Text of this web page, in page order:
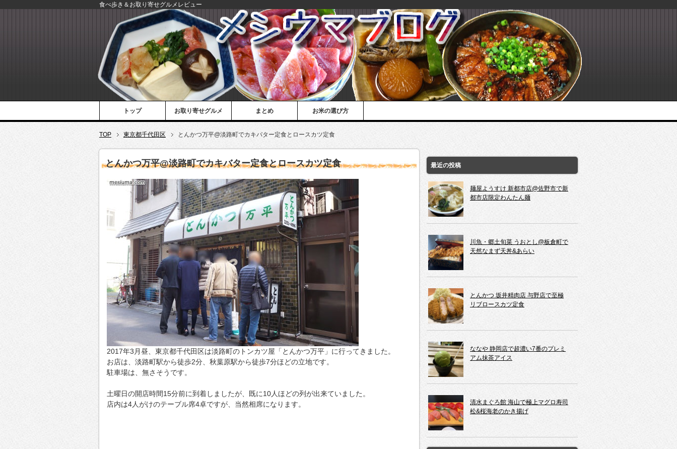
食べ歩き＆お取り寄せグルメレビュー
トップ お取り寄せグルメ まとめ お米の選び方
TOP 東京都千代田区 とんかつ万平@淡路町でカキバター定食とロースカツ定食
とんかつ万平@淡路町でカキバター定食とロースカツ定食
2017年3月昼、東京都千代田区は淡路町のトンカツ屋「とんかつ万平」に行ってきました。
お店は、淡路町駅から徒歩2分、秋葉原駅から徒歩7分ほどの立地です。
駐車場は、無さそうです。
土曜日の開店時間15分前に到着しましたが、既に10人ほどの列が出来ていました。
店内は4人がけのテーブル席4卓ですが、当然相席になります。
最近の投稿
麺屋ようすけ 新都市店@佐野市で新
都市店限定わんたん麺
川魚・郷土旬菜 うおとし@板倉町で
天然なまず天丼&あらい
とんかつ 坂井精肉店 与野店で至極
リブロースカツ定食
ななや 静岡店で超濃い7番のプレミ
アム抹茶アイス
清水まぐろ館 海山で極上マグロ寿司
松&桜海老のかき揚げ